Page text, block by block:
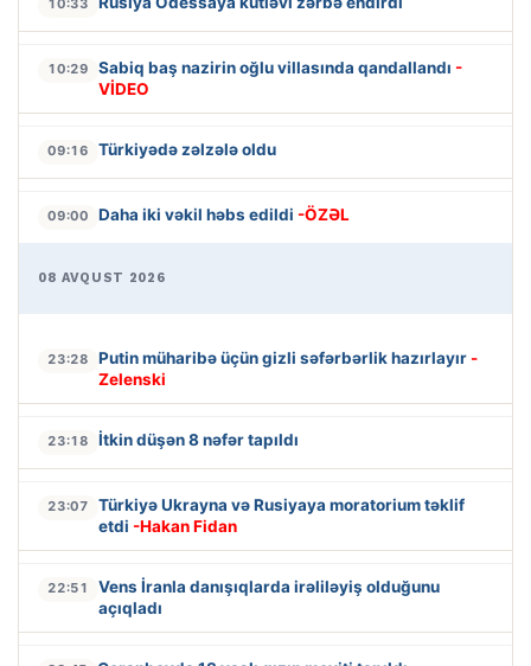
10:29 Sabiq baş nazirin oğlu villasında qandallandı -
VİDEO
09:16 Türkiyədə zəlzələ oldu
09:00 Daha iki vəkil həbs edildi -ÖZƏL
08 AVQUST 2026
23:28 Putin müharibə üçün gizli səfərbərlik hazırlayır -
Zelenski
23:18 İtkin düşən 8 nəfər tapıldı
23:07
Türkiyə Ukrayna və Rusiyaya moratorium təklif
etdi -Hakan Fidan
22:51
Vens İranla danışıqlarda irəliləyiş olduğunu
açıqladı